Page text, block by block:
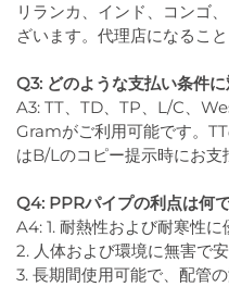
リランカ、インド、コンゴ
ざいます。代理店になるこ
Q3: どのような支払い条件
A3: TT、TD、TP、L/C、
Gramがご利用可能です。
はB/Lのコピー提示時にお支
Q4: PPRパイプの利点は何
A4: 1. 耐熱性および耐寒性に
2. 人体および環境に無害で安
3. 長期間使用可能で、配管